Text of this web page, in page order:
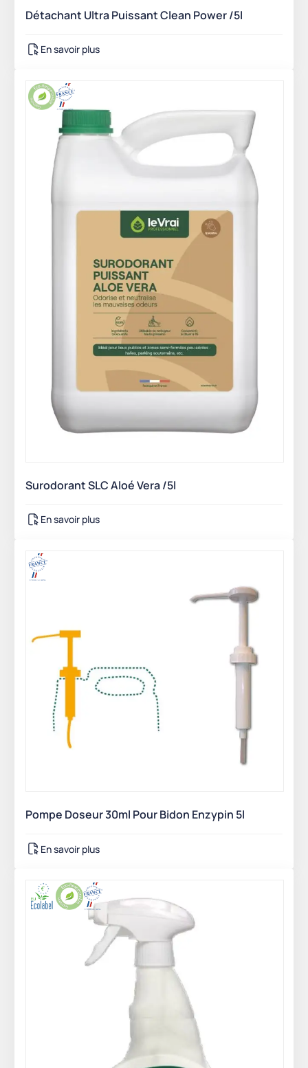
Détachant Ultra Puissant Clean Power /5l
En savoir plus
Surodorant SLC Aloé Vera /5l
En savoir plus
Pompe Doseur 30ml Pour Bidon Enzypin 5l
En savoir plus